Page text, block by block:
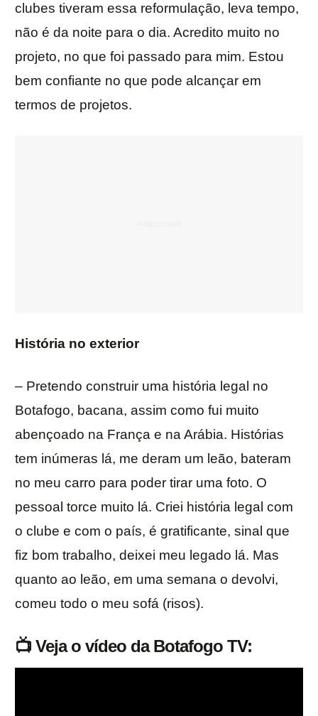
clubes tiveram essa reformulação, leva tempo,
não é da noite para o dia. Acredito muito no
projeto, no que foi passado para mim. Estou
bem confiante no que pode alcançar em
termos de projetos.
História no exterior
– Pretendo construir uma história legal no
Botafogo, bacana, assim como fui muito
abençoado na França e na Arábia. Histórias
tem inúmeras lá, me deram um leão, bateram
no meu carro para poder tirar uma foto. O
pessoal torce muito lá. Criei história legal com
o clube e com o país, é gratificante, sinal que
fiz bom trabalho, deixei meu legado lá. Mas
quanto ao leão, em uma semana o devolvi,
comeu todo o meu sofá (risos).
📺 Veja o vídeo da Botafogo TV: